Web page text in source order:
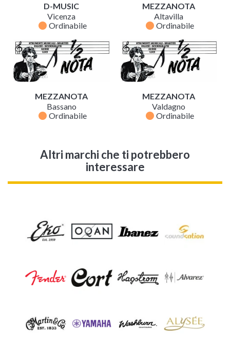
D-MUSIC
Vicenza
fiber_manual_record Ordinabile
MEZZANOTA
Altavilla
fiber_manual_record Ordinabile
MEZZANOTA
Bassano
fiber_manual_record Ordinabile
MEZZANOTA
Valdagno
fiber_manual_record Ordinabile
Altri marchi che ti potrebbero
interessare